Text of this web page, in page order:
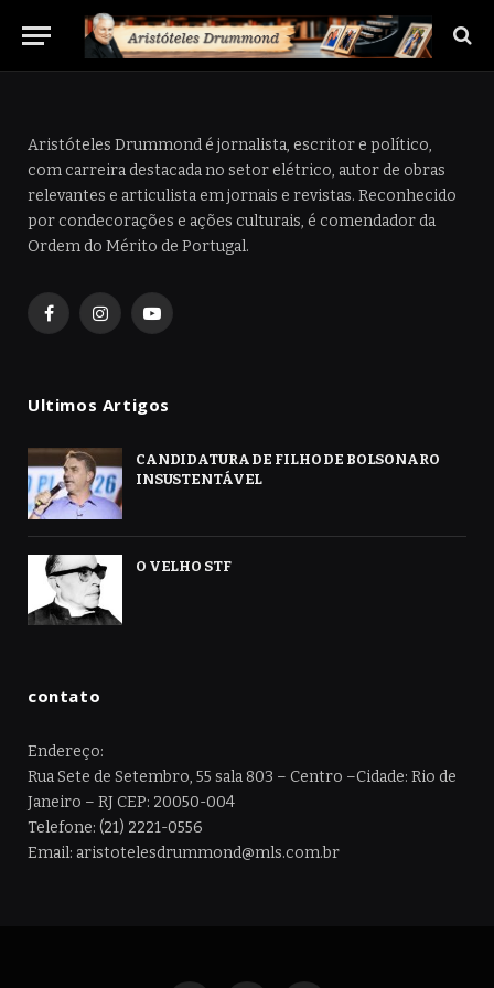
Aristóteles Drummond é jornalista, escritor e político,
com carreira destacada no setor elétrico, autor de obras
relevantes e articulista em jornais e revistas. Reconhecido
por condecorações e ações culturais, é comendador da
Ordem do Mérito de Portugal.
FacebookInstagramYouTube
Ultimos Artigos
CANDIDATURA DE FILHO DE BOLSONARO
INSUSTENTÁVEL
O VELHO STF
contato
Endereço:
Rua Sete de Setembro, 55 sala 803 – Centro –Cidade: Rio de
Janeiro – RJ CEP: 20050-004
Telefone: (21) 2221-0556
Email: aristotelesdrummond@mls.com.br